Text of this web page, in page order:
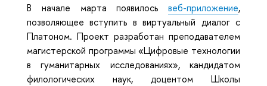
В начале марта появилось веб-приложение,
позволяющее вступить в виртуальный диалог с
Платоном. Проект разработан преподавателем
магистерской программы «Цифровые технологии
в гуманитарных исследованиях», кандидатом
филологических наук, доцентом Школы